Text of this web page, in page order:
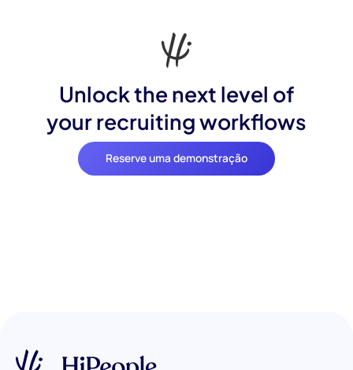
Unlock the next level of
your recruiting workflows
Reserve uma demonstração